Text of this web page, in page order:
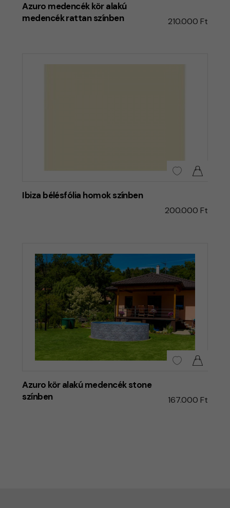
Azuro medencék kör alakú
medencék rattan színben
210.000 Ft
Ibiza bélésfólia homok színben
200.000 Ft
Azuro kör alakú medencék stone
színben
167.000 Ft